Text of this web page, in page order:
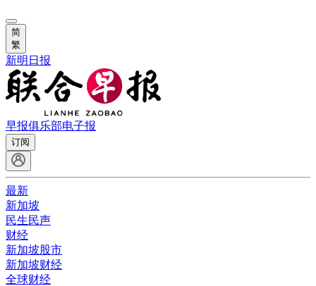
简
繁
新明日报
早报俱乐部电子报
订阅
最新
新加坡
民生民声
财经
新加坡股市
新加坡财经
全球财经